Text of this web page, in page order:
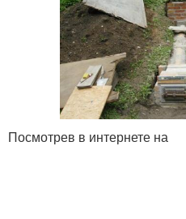
Посмотрев в интернете на